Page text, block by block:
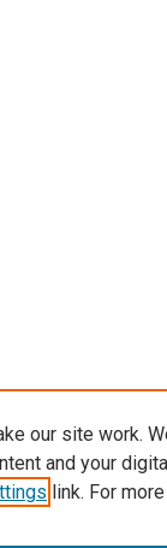
our site work.
and your
link. For